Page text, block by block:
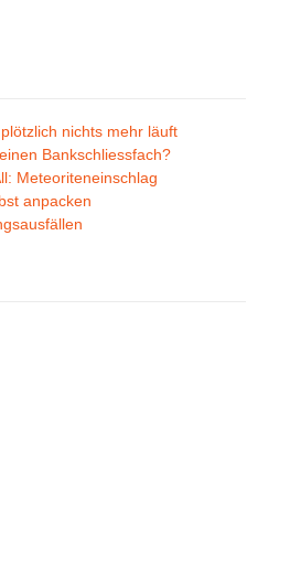
nichts mehr läuft
Bankschliessfach?
Meteoriteneinschlag
anpacken